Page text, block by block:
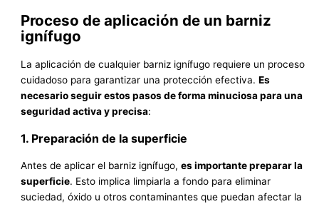
Proceso de aplicación de un barniz
ignífugo
La aplicación de cualquier barniz ignífugo requiere un proceso
cuidadoso para garantizar una protección efectiva.Es
necesario seguir estos pasos de forma minuciosa para una
seguridad activa y precisa:
1. Preparación de la superficie
Antes de aplicar el barniz ignífugo,es importante preparar la
superficie. Esto implica limpiarla a fondo para eliminar
suciedad, óxido u otros contaminantes que puedan afectar la